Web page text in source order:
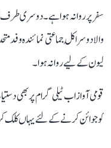
سفر پر روانہ ہوا ہے۔ دوسری
والا دوسرا کُل جماعتی نمائندہ وفد
لیون کے لیے روانہ ہوا۔
قومی آواز اب ٹیلی گرام پر بھی
کو جوائن کرنے کے لئے یہاں